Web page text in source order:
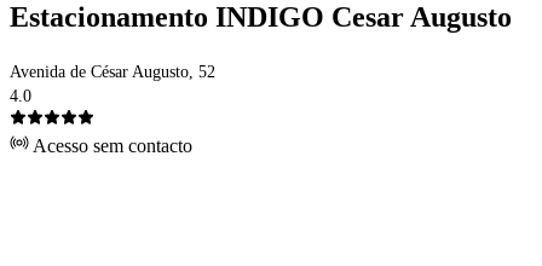
Estacionamento INDIGO Cesar Augusto
Avenida de César Augusto, 52
4.0
Acesso sem contacto